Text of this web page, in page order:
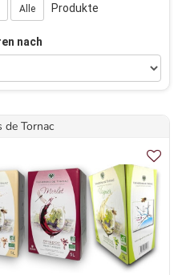
Alle Produkte
nach
de Tornac